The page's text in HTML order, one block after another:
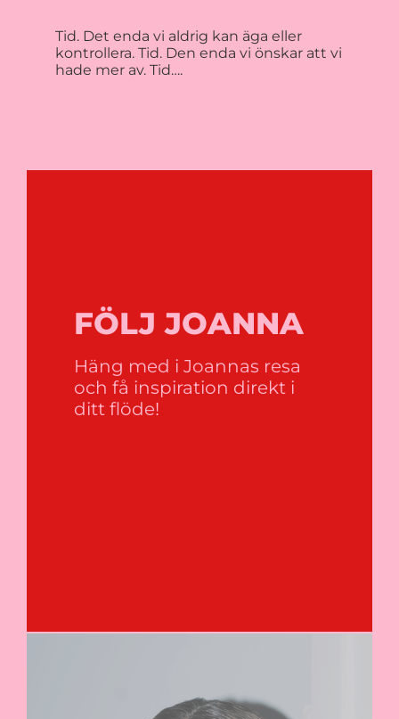
Tid. Det enda vi aldrig kan äga eller
kontrollera. Tid. Den enda vi önskar att vi
hade mer av. Tid….
FÖLJ JOANNA
Häng med i Joannas resa
och få inspiration direkt i
ditt flöde!